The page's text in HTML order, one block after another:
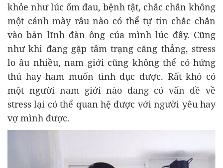
khỏe như lúc ốm đau, bệnh tật, chắc chắn không
một cánh mày râu nào có thể tự tin chắc chắn
vào bản lĩnh đàn ông của mình lúc đấy. Cũng
như khi đang gặp tâm trạng căng thẳng, stress
lo âu nhiều, nam giới cũng không thể có hứng
thú hay ham muốn tình dục được. Rất khó có
một người nam giới nào đang có vấn đề về
stress lại có thể quan hệ được với người yêu hay
vợ mình được.